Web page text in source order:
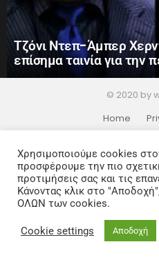
Τζόνι Ντεπ-Άμπερ
επίσημα ταινία για την
© 2020 by
Home
Χρησιμοποιούμε cookies
προσφέρουμε την πιο
προτιμήσεις σας και τις
Κάνοντας κλικ στο
ΟΛΩΝ των cookies.
Cookie settings Αποδοχή